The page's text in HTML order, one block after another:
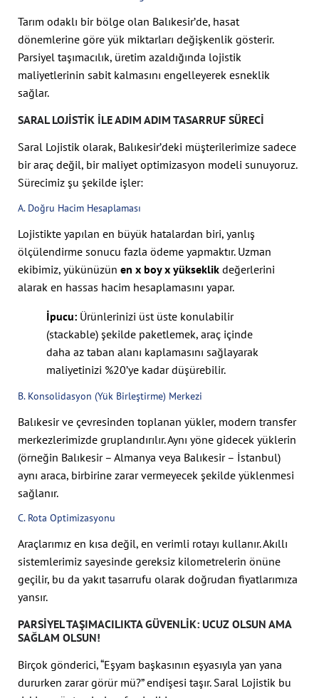
Tarım odaklı bir bölge olan Balıkesir’de, hasat
dönemlerine göre yük miktarları değişkenlik gösterir.
Parsiyel taşımacılık, üretim azaldığında lojistik
maliyetlerinin sabit kalmasını engelleyerek esneklik
sağlar.
SARAL LOJISTIK ILE ADIM ADIM TASARRUF SÜRECI
Saral Lojistik olarak, Balıkesir’deki müşterilerimize sadece
bir araç değil, bir maliyet optimizasyon modeli sunuyoruz.
Sürecimiz şu şekilde işler:
A. Doğru Hacim Hesaplaması
Lojistikte yapılan en büyük hatalardan biri, yanlış
ölçülendirme sonucu fazla ödeme yapmaktır. Uzman
ekibimiz, yükünüzün en x boy x yükseklik değerlerini
alarak en hassas hacim hesaplamasını yapar.
İpucu: Ürünlerinizi üst üste konulabilir
(stackable) şekilde paketlemek, araç içinde
daha az taban alanı kaplamasını sağlayarak
maliyetinizi %20’ye kadar düşürebilir.
B. Konsolidasyon (Yük Birleştirme) Merkezi
Balıkesir ve çevresinden toplanan yükler, modern transfer
merkezlerimizde gruplandırılır. Aynı yöne gidecek yüklerin
(örneğin Balıkesir – Almanya veya Balıkesir – İstanbul)
aynı araca, birbirine zarar vermeyecek şekilde yüklenmesi
sağlanır.
C. Rota Optimizasyonu
Araçlarımız en kısa değil, en verimli rotayı kullanır. Akıllı
sistemlerimiz sayesinde gereksiz kilometrelerin önüne
geçilir, bu da yakıt tasarrufu olarak doğrudan fiyatlarımıza
yansır.
PARSIYEL TAŞIMACILIKTA GÜVENLIK: UCUZ OLSUN AMA
SAĞLAM OLSUN!
Birçok gönderici, “Eşyam başkasının eşyasıyla yan yana
dururken zarar görür mü?” endişesi taşır. Saral Lojistik bu